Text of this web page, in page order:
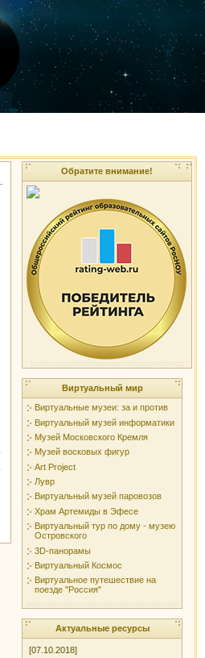
Обратите внимание!
Виртуальный мир
Виртуальные музеи: за и против
Виртуальный музей информатики
Музей Московского Кремля
Музей восковых фигур
Art Project
Лувр
Виртуальный музей паровозов
Храм Артемиды в Эфесе
Виртуальный тур по дому - музею
Островского
3D-панорамы
Виртуальный Космос
Виртуальное путешествие на
поезде "Россия"
Актуальные ресурсы
[07.10.2018]